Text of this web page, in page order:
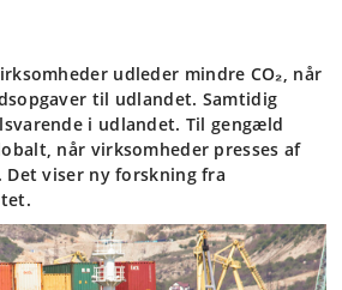
udleder mindre CO₂, når
til udlandet. Samtidig
i udlandet. Til gengæld
når virksomheder presses af
viser ny forskning fra